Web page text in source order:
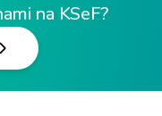
na KSeF?